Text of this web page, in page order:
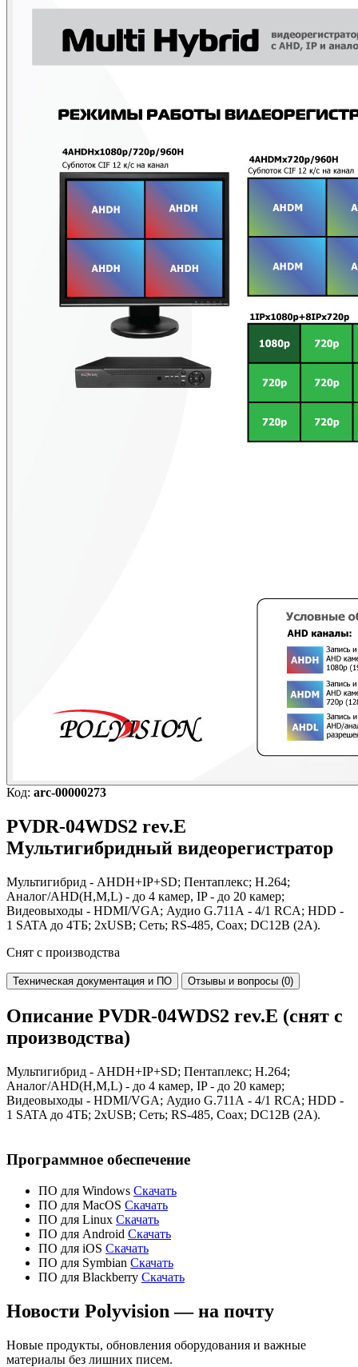
Код: arc-00000273
PVDR-04WDS2 rev.E
Мультигибридный видеорегистратор
Мультигибрид - AHDH+IP+SD; Пентаплекс; H.264;
Аналог/AHD(H,M,L) - до 4 камер, IP - до 20 камер;
Видеовыходы - HDMI/VGA; Аудио G.711А - 4/1 RCA; HDD -
1 SATA до 4ТБ; 2xUSB; Сеть; RS-485, Coax; DC12В (2А).
Снят с производства
Техническая документация и ПО Отзывы и вопросы (0)
Описание PVDR-04WDS2 rev.E (снят с
производства)
Мультигибрид - AHDH+IP+SD; Пентаплекс; H.264;
Аналог/AHD(H,M,L) - до 4 камер, IP - до 20 камер;
Видеовыходы - HDMI/VGA; Аудио G.711А - 4/1 RCA; HDD -
1 SATA до 4ТБ; 2xUSB; Сеть; RS-485, Coax; DC12В (2А).
Программное обеспечение
ПО для Windows Скачать
ПО для MacOS Скачать
ПО для Linux Скачать
ПО для Android Скачать
ПО для iOS Скачать
ПО для Symbian Скачать
ПО для Blackberry Скачать
Новости Polyvision — на почту
Новые продукты, обновления оборудования и важные
материалы без лишних писем.